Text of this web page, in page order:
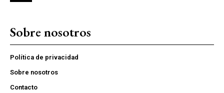
Sobre nosotros
Política de privacidad
Sobre nosotros
Contacto